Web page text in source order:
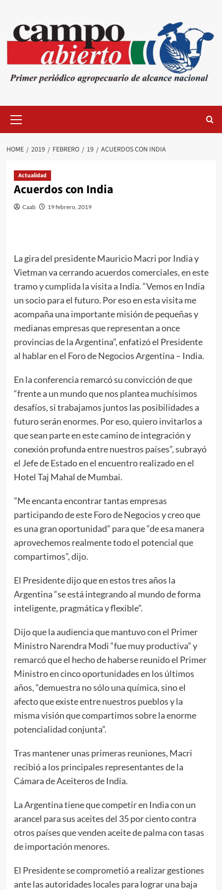
content
Menu
HOME 2019 FEBRERO 19 ACUERDOS CON INDIA
Actualidad
Acuerdos con India
Caab 19 febrero, 2019
La gira del presidente Mauricio Macri por India y
Vietman va cerrando acuerdos comerciales, en este
tramo y cumplida la visita a India. “Vemos en India
un socio para el futuro. Por eso en esta visita me
acompaña una importante misión de pequeñas y
medianas empresas que representan a once
provincias de la Argentina”, enfatizó el Presidente
al hablar en el Foro de Negocios Argentina – India.
En la conferencia remarcó su convicción de que
“frente a un mundo que nos plantea muchísimos
desafíos, si trabajamos juntos las posibilidades a
futuro serán enormes. Por eso, quiero invitarlos a
que sean parte en este camino de integración y
conexión profunda entre nuestros países”, subrayó
el Jefe de Estado en el encuentro realizado en el
Hotel Taj Mahal de Mumbai.
”Me encanta encontrar tantas empresas
participando de este Foro de Negocios y creo que
es una gran oportunidad” para que “de esa manera
aprovechemos realmente todo el potencial que
compartimos”, dijo.
El Presidente dijo que en estos tres años la
Argentina “se está integrando al mundo de forma
inteligente, pragmática y flexible”.
Dijo que la audiencia que mantuvo con el Primer
Ministro Narendra Modi “fue muy productiva” y
remarcó que el hecho de haberse reunido el Primer
Ministro en cinco oportunidades en los últimos
años, “demuestra no sólo una química, sino el
afecto que existe entre nuestros pueblos y la
misma visión que compartimos sobre la enorme
potencialidad conjunta”.
Tras mantener unas primeras reuniones, Macri
recibió a los principales representantes de la
Cámara de Aceiteros de India.
La Argentina tiene que competir en India con un
arancel para sus aceites del 35 por ciento contra
otros países que venden aceite de palma con tasas
de importación menores.
El Presidente se comprometió a realizar gestiones
ante las autoridades locales para lograr una baja